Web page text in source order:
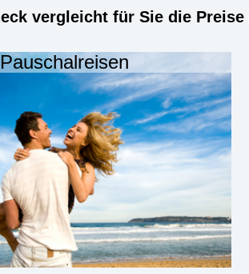
vergleicht für Sie die
Pauschalreisen